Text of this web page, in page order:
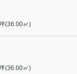
(36.00㎡)
(36.00㎡)